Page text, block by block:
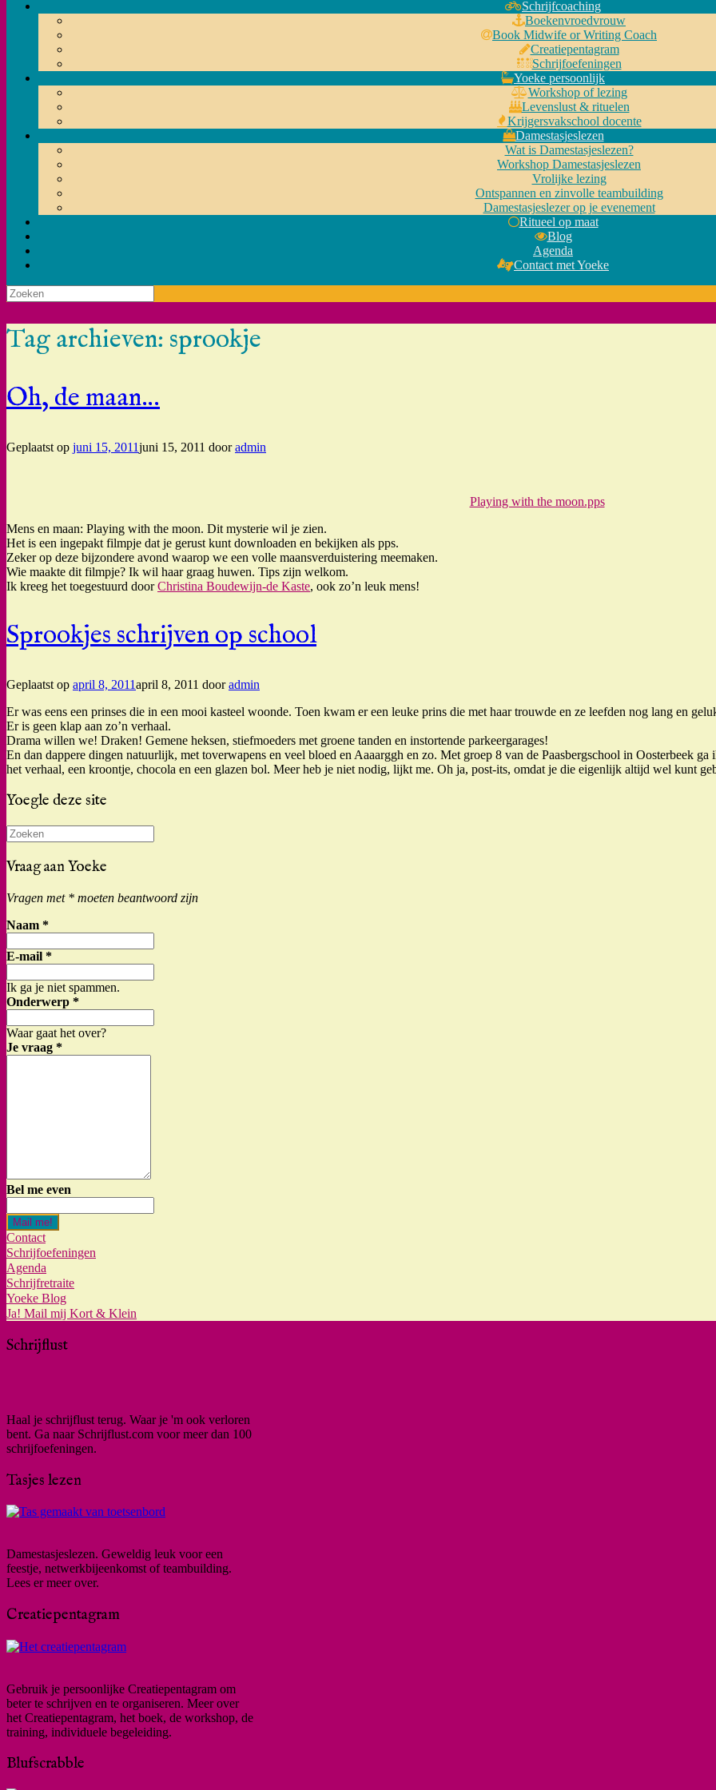
Schrijfcoaching
Boekenvroedvrouw
Book Midwife or Writing Coach
Creatiepentagram
Schrijfoefeningen
Yoeke persoonlijk
Workshop of lezing
Levenslust & rituelen
Krijgersvakschool docente
Damestasjeslezen
Wat is Damestasjeslezen?
Workshop Damestasjeslezen
Vrolijke lezing
Ontspannen en zinvolle teambuilding
Damestasjeslezer op je evenement
Ritueel op maat
Blog
Agenda
Contact met Yoeke
Zoeken
naar:
Tag archieven: sprookje
Oh, de maan…
Geplaatst op juni 15, 2011juni 15, 2011 dooradmin
Playing with the moon.pps
Mens en maan: Playing with the moon. Dit mysterie wil je zien.
Het is een ingepakt filmpje dat je gerust kunt downloaden en bekijken als pps.
Zeker op deze bijzondere avond waarop we een volle maansverduistering meemaken.
Wie maakte dit filmpje? Ik wil haar graag huwen. Tips zijn welkom.
Ik kreeg het toegestuurd doorChristina Boudewijn-de Kaste, ook zo’n leuk mens!
Sprookjes schrijven op school
Geplaatst op april 8, 2011april 8, 2011 dooradmin
Er was eens een prinses die in een mooi kasteel woonde. Toen kwam er een leuke prins die met haar trouwde en ze leefden nog lang en
Er is geen klap aan zo’n verhaal.
Drama willen we! Draken! Gemene heksen, stiefmoeders met groene tanden en instortende parkeergarages!
En dan dappere dingen natuurlijk, met toverwapens en veel bloed en Aaaarggh en zo. Met groep 8 van de Paasbergschool in Oosterbeek
het verhaal, een kroontje, chocola en een glazen bol. Meer heb je niet nodig, lijkt me. Oh ja, post-its, omdat je die eigenlijk altijd wel kunt
Yoegle deze site
Zoeken
naar:
Vraag aan Yoeke
Vragen met * moeten beantwoord zijn
Naam *
E-mail *
Ik ga je niet spammen.
Onderwerp *
Waar gaat het over?
Je vraag *
Bel me even
Mail me!
Contact
Schrijfoefeningen
Agenda
Schrijfretraite
Yoeke Blog
Ja! Mail mij Kort & Klein
Schrijflust
Haal je schrijflust terug. Waar je 'm ook verloren
bent. Ga naar Schrijflust.com voor meer dan 100
schrijfoefeningen.
Tasjes lezen
Damestasjeslezen. Geweldig leuk voor een
feestje, netwerkbijeenkomst of teambuilding.
Lees er meer over.
Creatiepentagram
Gebruik je persoonlijke Creatiepentagram om
beter te schrijven en te organiseren. Meer over
het Creatiepentagram, het boek, de workshop, de
training, individuele begeleiding.
Blufscrabble